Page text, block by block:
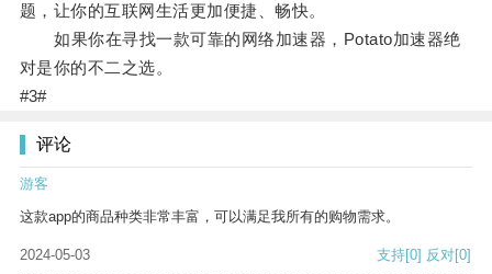
题，让你的互联网生活更加便捷、畅快。
如果你在寻找一款可靠的网络加速器，Potato加速器绝
对是你的不二之选。
#3#
评论
游客
这款app的商品种类非常丰富，可以满足我所有的购物需求。
2024-05-03 支持[0] 反对[0]